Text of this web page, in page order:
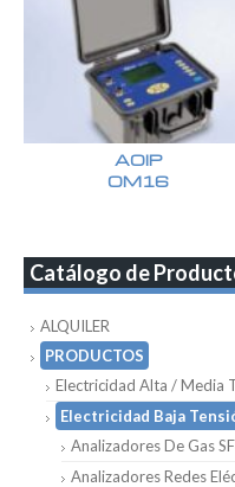
AOIP
OM16
Catálogo de
ALQUILER
PRODUCTOS
Electricidad Alta / Media
Electricidad Baja
Analizadores De Gas
Analizadores Redes